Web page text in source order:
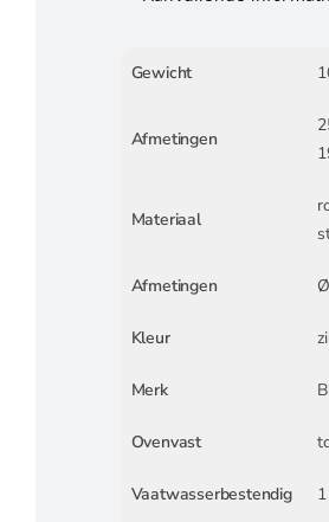
Gewicht
Afmetingen
Materiaal
Afmetingen
Kleur
Merk
Ovenvast
Vaatwasserbestendig 1